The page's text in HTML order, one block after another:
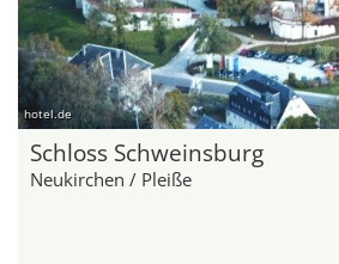
hotel.de
Schloss Schweinsburg
Neukirchen / Pleiße